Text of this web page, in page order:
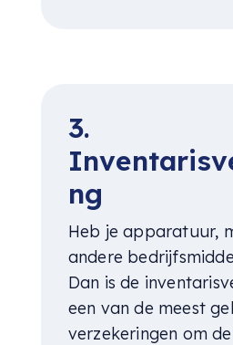
3.
ng
Heb je apparatuur,
andere
Dan is de
een van de meest
verzekeringen om